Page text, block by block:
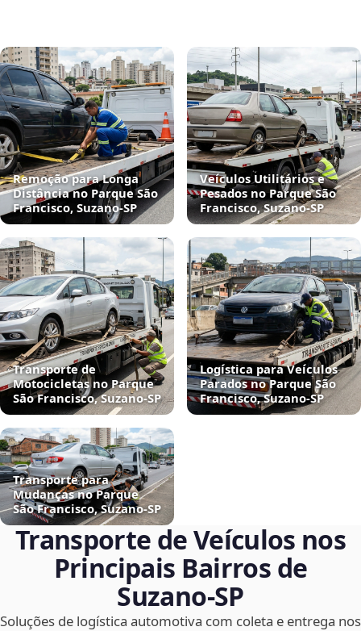
Remoção para Longa
Distância no Parque São
Francisco, Suzano‑SP
Veículos Utilitários e
Pesados no Parque São
Francisco, Suzano‑SP
Transporte de
Motocicletas no Parque
São Francisco, Suzano‑SP
Logística para Veículos
Parados no Parque São
Francisco, Suzano‑SP
Transporte para
Mudanças no Parque
São Francisco, Suzano‑SP
Transporte de Veículos nos
Principais Bairros de
Suzano‑SP
Soluções de logística automotiva com coleta e entrega nos